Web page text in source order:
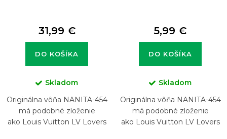
31,99 €
DO KOŠÍKA
Skladom
Originálna vôňa NANITA-454
má podobné zloženie
ako Louis Vuitton LV Lovers
5,99 €
DO KOŠÍKA
Skladom
Originálna vôňa NANITA-454
má podobné zloženie
ako Louis Vuitton LV Lovers